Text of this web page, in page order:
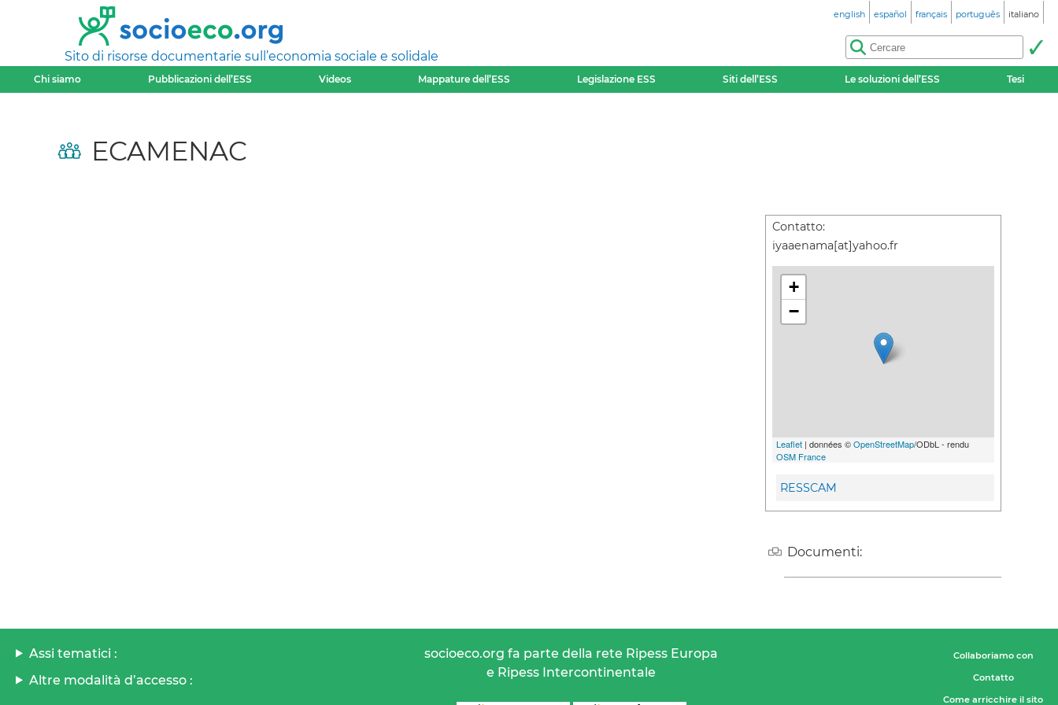
Sito di risorse documentarie sull’economia sociale e solidale
english español français português italiano
Chi siamo Pubblicazioni dell’ESS Videos Mappature dell’ESS Legislazione ESS Siti dell’ESS Le soluzioni dell’ESS Tesi
ECAMENAC
Contatto:
iyaaenama[at]yahoo.fr
+
−
Leaflet | données ©OpenStreetMap/ODbL - rendu
OSM France
RESSCAM
Documenti:
Assi tematici :
Altre modalità d’accesso :
socioeco.org fa parte della rete Ripess Europa
e Ripess Intercontinentale
Collaboriamo con
Contatto
Come arricchire il sito